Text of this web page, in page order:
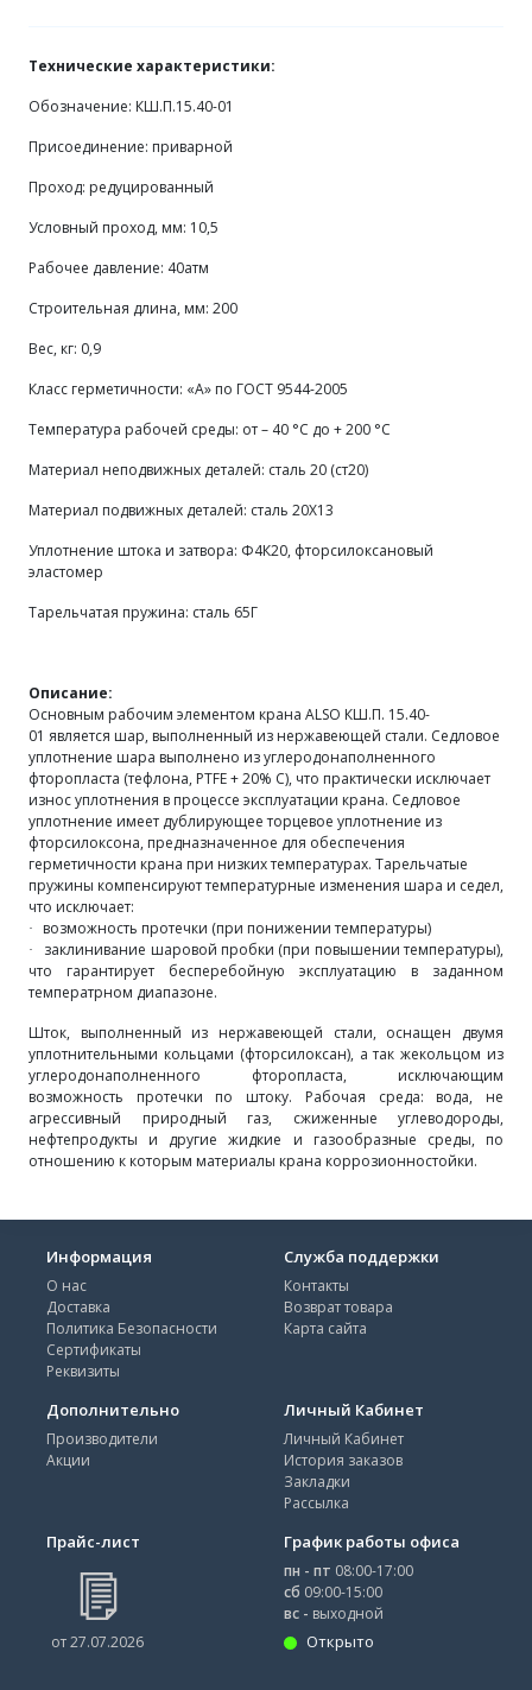
Технические характеристики:
Обозначение: КШ.П.15.40-01
Присоединение: приварной
Проход: редуцированный
Условный проход, мм: 10,5
Рабочее давление: 40атм
Строительная длина, мм: 200
Вес, кг: 0,9
Класс герметичности: «А» по ГОСТ 9544-2005
Температура рабочей среды: от – 40 °С до + 200 °С
Материал неподвижных деталей: сталь 20 (ст20)
Материал подвижных деталей: сталь 20Х13
Уплотнение штока и затвора: Ф4К20, фторсилоксановый
эластомер
Тарельчатая пружина: сталь 65Г
Описание:
Основным рабочим элементом крана ALSO КШ.П. 15.40-
01 является шар, выполненный из нержавеющей стали. Седловое
уплотнение шара выполнено из углеродонаполненного
фторопласта (тефлона, PTFE + 20% C), что практически исключает
износ уплотнения в процессе эксплуатации крана. Седловое
уплотнение имеет дублирующее торцевое уплотнение из
фторсилоксона, предназначенное для обеспечения
герметичности крана при низких температурах. Тарельчатые
пружины компенсируют температурные изменения шара и седел,
что исключает:
· возможность протечки (при понижении температуры)
·
заклинивание шаровой пробки (при повышении температуры),
что гарантирует бесперебойную эксплуатацию в заданном
температрном диапазоне.
Шток, выполненный из нержавеющей стали, оснащен двумя
уплотнительными кольцами (фторсилоксан), а так жекольцом из
углеродонаполненного фторопласта, исключающим
возможность протечки по штоку. Рабочая среда: вода, не
агрессивный природный газ, сжиженные углеводороды,
нефтепродукты и другие жидкие и газообразные среды, по
отношению к которым материалы крана коррозионностойки.
Информация
О нас
Доставка
Политика Безопасности
Сертификаты
Реквизиты
Служба поддержки
Контакты
Возврат товара
Карта сайта
Дополнительно
Производители
Акции
Личный Кабинет
Личный Кабинет
История заказов
Закладки
Рассылка
Прайс-лист
от 27.07.2026
График работы офиса
пн - пт 08:00-17:00
сб 09:00-15:00
вс - выходной
Открыто